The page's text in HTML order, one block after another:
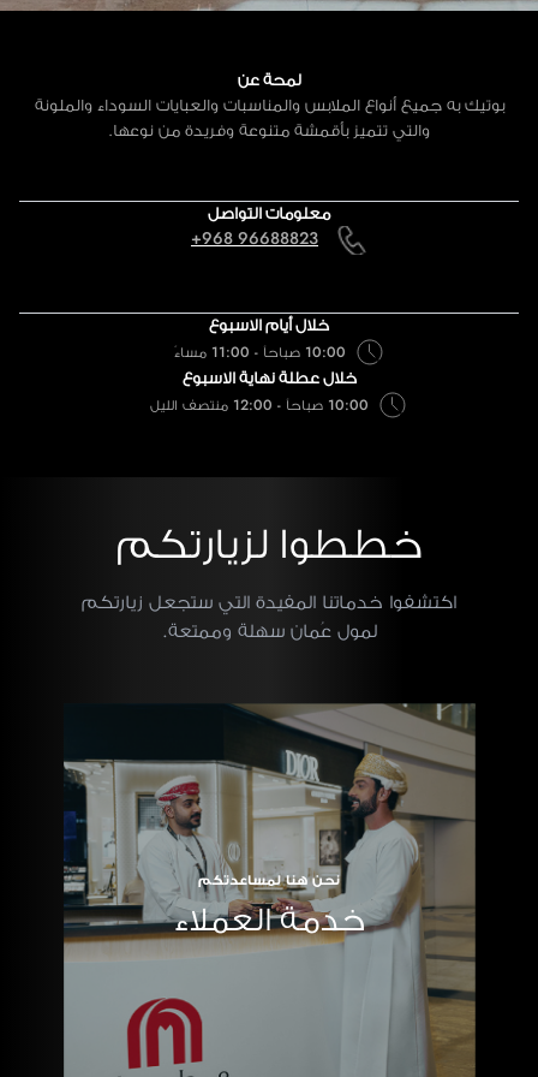
لمحة عن
بوتيك به جميع أنواع الملابس والمناسبات والعبايات السوداء والملونة
والتي تتميز بأقمشة متنوعة وفريدة من نوعها.
معلومات التواصل
+968 96688823
خلال أيام الاسبوع
10:00 صباحاً - 11:00 مساءً
خلال عطلة نهاية الاسبوع
10:00 صباحاً - 12:00 منتصف الليل
خططوا لزيارتكم
اكتشفوا خدماتنا المفيدة التي ستجعل زيارتكم
لمول عُمان سهلة وممتعة.
نحن هنا لمساعدتكم
خدمة العملاء